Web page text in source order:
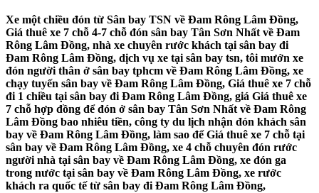
Xe một chiều đón từ Sân bay TSN về Đam Rông Lâm Đồng,
Giá thuê xe 7 chỗ 4-7 chỗ đón sân bay Tân Sơn Nhất về Đam
Rông Lâm Đồng, nhà xe chuyên rước khách tại sân bay đi
Đam Rông Lâm Đồng, dịch vụ xe tại sân bay tsn, tôi mướn xe
đón người thân ở sân bay tphcm về Đam Rông Lâm Đồng, xe
chạy tuyến sân bay về Đam Rông Lâm Đồng, Giá thuê xe 7 chỗ
đi 1 chiều tại sân bay đi Đam Rông Lâm Đồng, giá Giá thuê xe
7 chỗ hợp đồng để đón ở sân bay Tân Sơn Nhất về Đam Rông
Lâm Đồng bao nhiêu tiền, công ty du lịch nhận đón khách sân
bay về Đam Rông Lâm Đồng, làm sao để Giá thuê xe 7 chỗ tại
sân bay về Đam Rông Lâm Đồng, xe 4 chỗ chuyên đón rước
người nhà tại sân bay về Đam Rông Lâm Đồng, xe đón ga
trong nước tại sân bay về Đam Rông Lâm Đồng, xe rước
khách ra quốc tế từ sân bay đi Đam Rông Lâm Đồng,